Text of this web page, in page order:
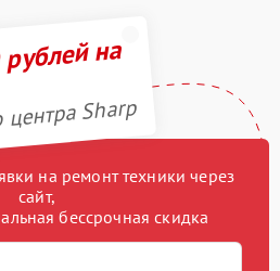
на
Sharp
на ремонт техники через
сайт,
бессрочная скидка